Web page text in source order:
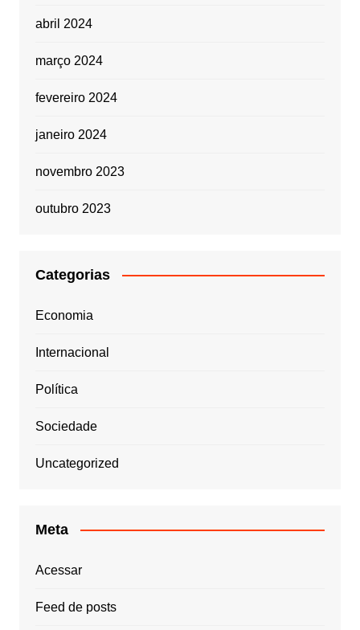
abril 2024
março 2024
fevereiro 2024
janeiro 2024
novembro 2023
outubro 2023
Categorias
Economia
Internacional
Política
Sociedade
Uncategorized
Meta
Acessar
Feed de posts